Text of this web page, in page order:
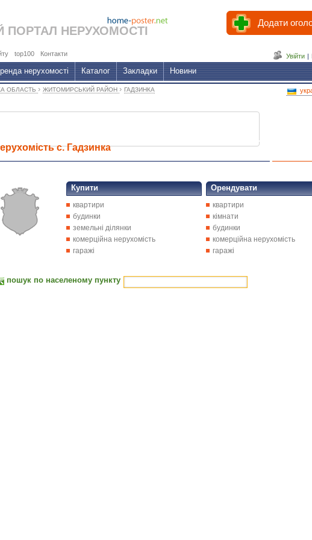
ПОРТАЛ НЕРУХОМОСТІ
Додати
top100 Контакти Увійти |
нерухомості Каталог Закладки Новини
ОБЛАСТЬ › ЖИТОМИРСЬКИЙ РАЙОН › ГАДЗИНКА
с. Гадзинка
Купити
квартири
будинки
земельні ділянки
комерційна нерухомість
гаражі
Орендувати
квартири
кімнати
будинки
комерційна нерухомість
гаражі
пошук по населеному пункту